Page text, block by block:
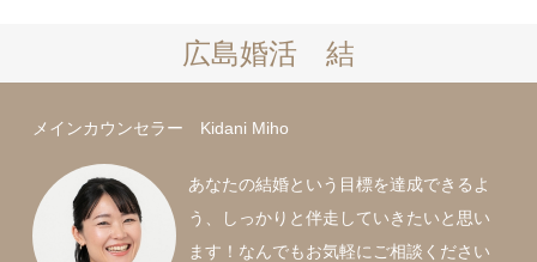
広島婚活 結
メインカウンセラー Kidani Miho
あなたの結婚という目標を達成できるよ
う、しっかりと伴走していきたいと思い
ます！なんでもお気軽にご相談ください